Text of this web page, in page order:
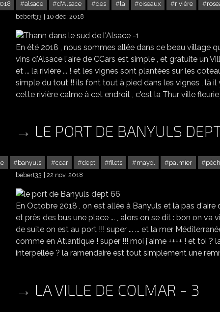
alsace d'Alsace des la oiseaux rivière
bebert33
10 déc. 2018
En été 2018 , nous sommes allée dans ce beau village
vins d'Alsace l'aire de CCars est simple , et gratuite un
et ... la rivière ... ! et les vignes sont plantées sur les
simple du tout !! ils font tout à pied dans les vignes , là
cette rivière calme à cet endroit , c'est la Thur ville fleurie
LE PORT DE BANYULS
banyuls ccar dept filets mayol palmier
bebert33
22 nov. 2018
En Octobre 2018 , on est allée à Banyuls et là pas
et près des bus une place ... , alors on se dit : bon on
de suite on est au port !!! super ... ... et la mer
comme en Atlantique ! super !!! moi j'aime ++++ ! et toi
interpellée ? la ramendaire est tout simplement une
LA VILLE DE COLMAR - 3